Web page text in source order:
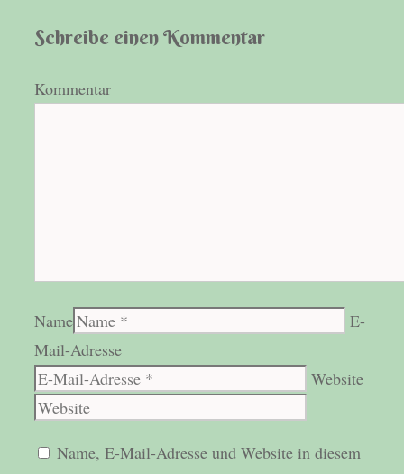
Schreibe einen Kommentar
Kommentar
Name
E-
Mail-Adresse
Website
Name, E-Mail-Adresse und Website in diesem